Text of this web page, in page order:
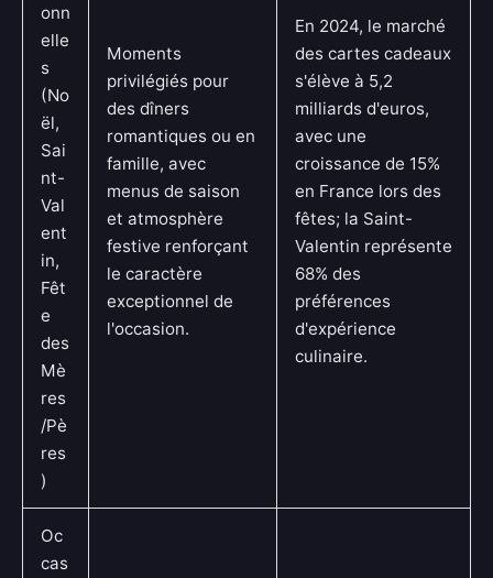
onn
elle
s
(No
ël,
Sai
nt-
Val
ent
in,
Fêt
e
des
Mè
res
/Pè
res
)
Moments
privilégiés pour
des dîners
romantiques ou en
famille, avec
menus de saison
et atmosphère
festive renforçant
le caractère
exceptionnel de
l'occasion.
En 2024, le marché
des cartes cadeaux
s'élève à 5,2
milliards d'euros,
avec une
croissance de 15%
en France lors des
fêtes; la Saint-
Valentin représente
68% des
préférences
d'expérience
culinaire.
Oc
cas